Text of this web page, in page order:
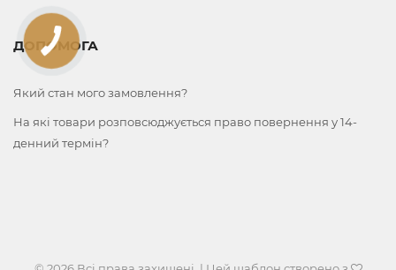
ДОПОМОГА
Який стан мого замовлення?
На які товари розповсюджується право повернення у 14-
денний термін?